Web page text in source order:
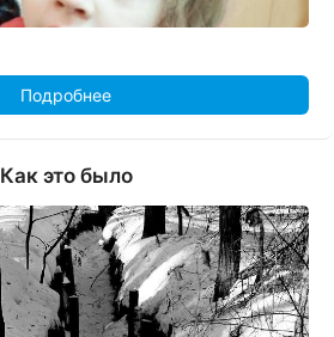
Подробнее
Как это было